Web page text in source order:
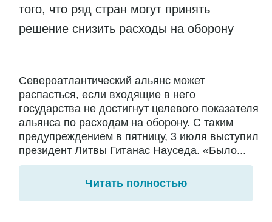
того, что ряд стран могут принять
решение снизить расходы на оборону
Североатлантический альянс может
распасться, если входящие в него
государства не достигнут целевого показателя
альянса по расходам на оборону. С таким
предупреждением в пятницу, 3 июля выступил
президент Литвы Гитанас Науседа. «Было...
Читать полностью